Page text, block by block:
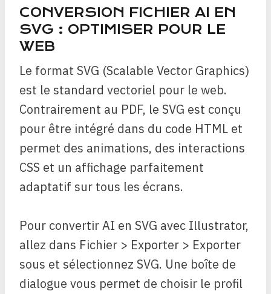
CONVERSION FICHIER AI EN
SVG : OPTIMISER POUR LE
WEB
Le format SVG (Scalable Vector Graphics)
est le standard vectoriel pour le web.
Contrairement au PDF, le SVG est conçu
pour être intégré dans du code HTML et
permet des animations, des interactions
CSS et un affichage parfaitement
adaptatif sur tous les écrans.
Pour convertir AI en SVG avec Illustrator,
allez dans Fichier > Exporter > Exporter
sous et sélectionnez SVG. Une boîte de
dialogue vous permet de choisir le profil